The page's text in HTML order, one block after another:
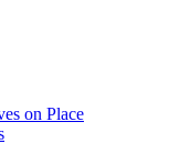
on Place